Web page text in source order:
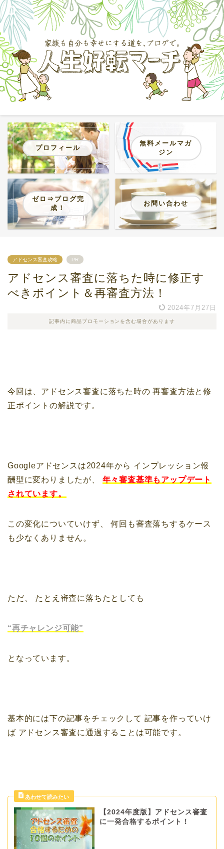
プロフィール
無料メールマガ
ジン
ゼロ⇒ブログ完
成！
お問い合わせ
アドセンス審査攻略 PR
アドセンス審査に落ちた時に修正す
べきポイント＆再審査方法！
2024年7月27日
記事内に商品プロモーションを含む場合があります
今回は、アドセンス審査に落ちた時の 再審査方法と修
正ポイントの解説です。
Googleアドセンスは2024年から インプレッション報
酬型に変わりましたが、
年々審査基準もアップデート
されています。
この変化についていけず、
何回も審査落ちするケース
も少なくありません。
ただ、 たとえ審査に落ちたとしても
“再チャレンジ可能”
となっています。
基本的には下の記事をチェックして 記事を作っていけ
ば アドセンス審査に通過することは可能です。
【2024年度版】アドセンス審査
に一発合格するポイント！